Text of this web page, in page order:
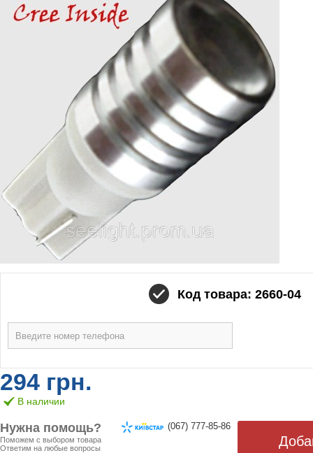
Код товара: 2660-04
294 грн.
В наличии
Нужна помощь?
Поможем с выбором товара
Ответим на любые вопросы
(067) 777-85-86